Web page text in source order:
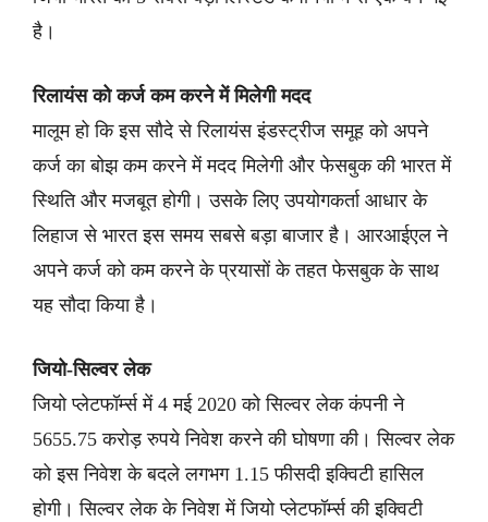
है।
रिलायंस को कर्ज कम करने में मिलेगी मदद
मालूम हो कि इस सौदे से रिलायंस इंडस्ट्रीज समूह को अपने
कर्ज का बोझ कम करने में मदद मिलेगी और फेसबुक की भारत में
स्थिति और मजबूत होगी। उसके लिए उपयोगकर्ता आधार के
लिहाज से भारत इस समय सबसे बड़ा बाजार है। आरआईएल ने
अपने कर्ज को कम करने के प्रयासों के तहत फेसबुक के साथ
यह सौदा किया है।
जियो-सिल्वर लेक
जियो प्लेटफॉर्म्स में 4 मई 2020 को सिल्वर लेक कंपनी ने
5655.75 करोड़ रुपये निवेश करने की घोषणा की। सिल्वर लेक
को इस निवेश के बदले लगभग 1.15 फीसदी इक्विटी हासिल
होगी। सिल्वर लेक के निवेश में जियो प्लेटफॉर्म्स की इक्विटी